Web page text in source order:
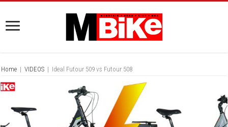
Home | VIDEOS | Ideal Futour 509 vs Futour 508